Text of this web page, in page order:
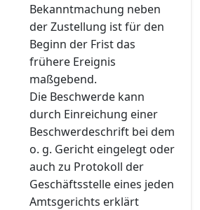
Bekanntmachung neben
der Zustellung ist für den
Beginn der Frist das
frühere Ereignis
maßgebend.
Die Beschwerde kann
durch Einreichung einer
Beschwerdeschrift bei dem
o. g. Gericht eingelegt oder
auch zu Protokoll der
Geschäftsstelle eines jeden
Amtsgerichts erklärt